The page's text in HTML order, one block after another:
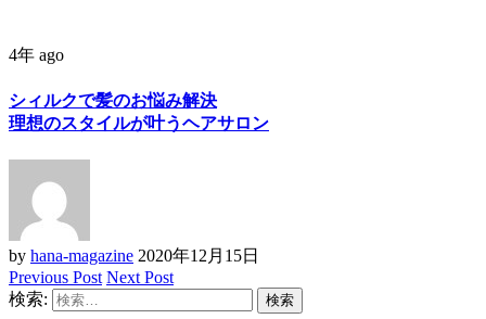
4年 ago
シィルクで髪のお悩み解決
理想のスタイルが叶うヘアサロン
by hana-magazine 2020年12月15日
Previous Post Next Post
検索: